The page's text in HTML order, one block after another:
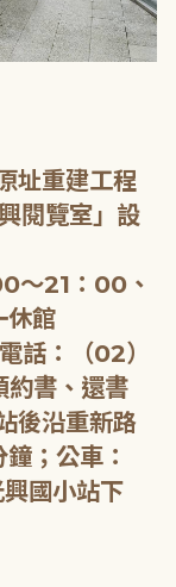
址重建工程
閱覽室」設
～21：00、
休館
話：（02）
書、還書
後沿重新路
；公車：
國小站下